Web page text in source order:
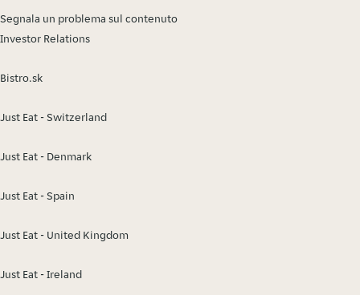
Segnala un problema sul contenuto
Investor Relations
Bistro.sk
Just Eat - Switzerland
Just Eat - Denmark
Just Eat - Spain
Just Eat - United Kingdom
Just Eat - Ireland